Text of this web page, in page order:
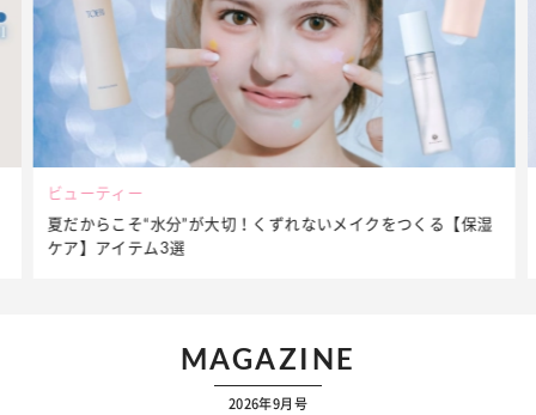
ビューティー
夏だからこそ“水分”が大切！くずれないメイクをつくる【保湿
ケア】アイテム3選
MAGAZINE
2026年9月号